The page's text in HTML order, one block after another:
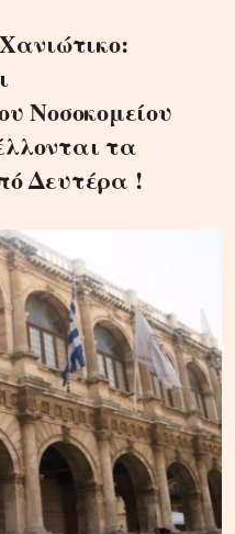
Νοσοκομείου
τα
Δευτέρα !